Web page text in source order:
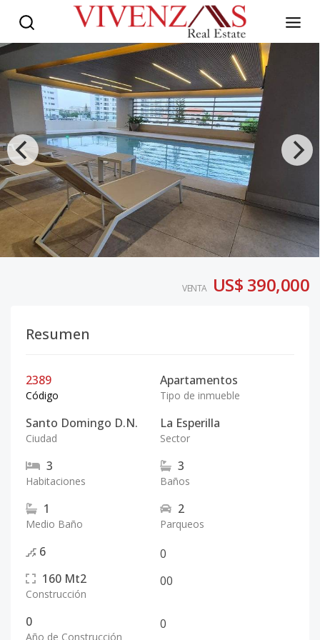
VENTA US$ 390,000
Resumen
2389
Código
Apartamentos
Tipo de inmueble
Santo Domingo D.N.
Ciudad
La Esperilla
Sector
3
Habitaciones
3
Baños
1
Medio Baño
2
Parqueos
6
0
160 Mt2
Construcción
00
0
Año de Construcción
0